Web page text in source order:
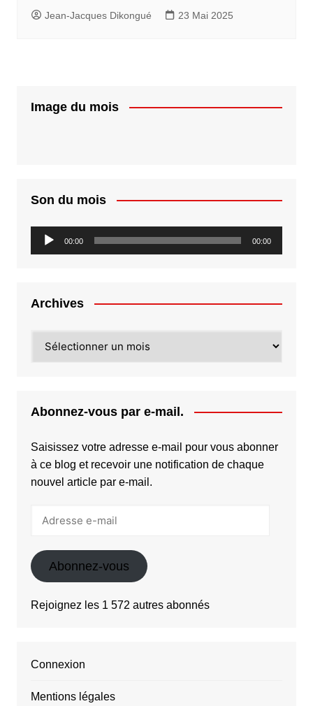
Jean-Jacques Dikongué 23 Mai 2025
Image du mois
Son du mois
Lecteur
audio
00:00 00:00
Archives
Abonnez-vous par e-mail.
Saisissez votre adresse e-mail pour vous abonner
à ce blog et recevoir une notification de chaque
nouvel article par e-mail.
Abonnez-vous
Rejoignez les 1 572 autres abonnés
Connexion
Mentions légales